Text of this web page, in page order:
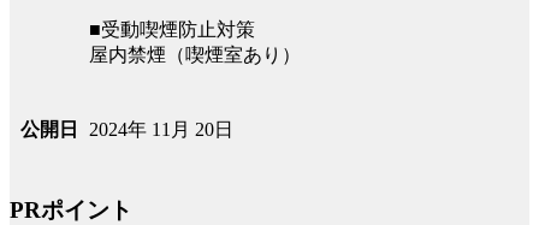
■受動喫煙防止対策
屋内禁煙（喫煙室あり）
公開日 2024年 11月 20日
PRポイント